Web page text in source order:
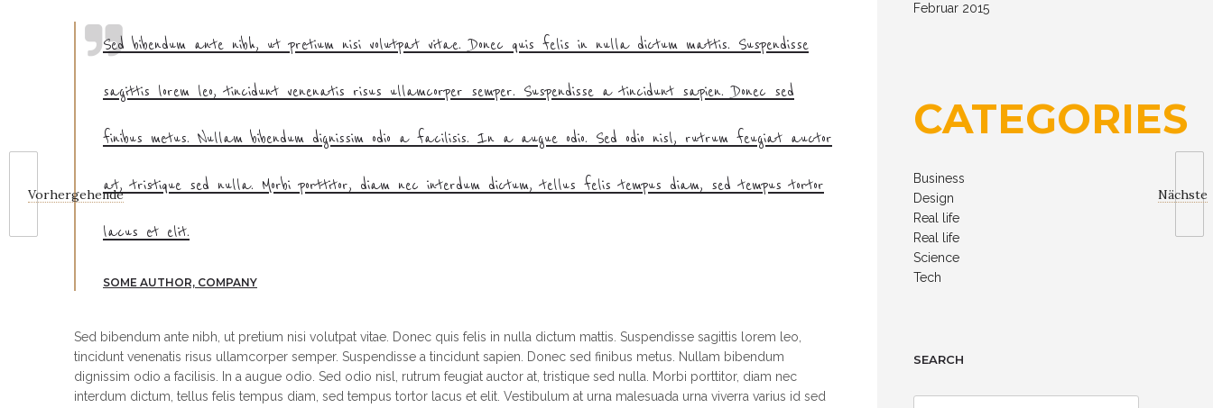
Vorhergehende Nächste
Sed bibendum ante nibh, ut pretium nisi volutpat vitae. Donec quis felis in nulla dictum mattis. Suspendisse
sagittis lorem leo, tincidunt venenatis risus ullamcorper semper. Suspendisse a tincidunt sapien. Donec sed
finibus metus. Nullam bibendum dignissim odio a facilisis. In a augue odio. Sed odio nisl, rutrum feugiat auctor
at, tristique sed nulla. Morbi porttitor, diam nec interdum dictum, tellus felis tempus diam, sed tempus tortor
lacus et elit.
SOME AUTHOR, COMPANY
Sed bibendum ante nibh, ut pretium nisi volutpat vitae. Donec quis felis in nulla dictum mattis. Suspendisse sagittis lorem leo,
tincidunt venenatis risus ullamcorper semper. Suspendisse a tincidunt sapien. Donec sed finibus metus. Nullam bibendum
dignissim odio a facilisis. In a augue odio. Sed odio nisl, rutrum feugiat auctor at, tristique sed nulla. Morbi porttitor, diam nec
interdum dictum, tellus felis tempus diam, sed tempus tortor lacus et elit. Vestibulum at urna malesuada urna viverra varius id sed
Februar 2015
CATEGORIES
Business
Design
Real life
Real life
Science
Tech
SEARCH